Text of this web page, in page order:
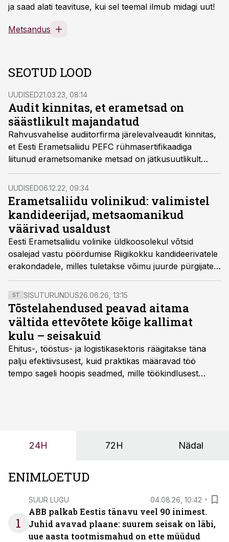
ja saad alati teavituse, kui sel teemal ilmub midagi uut!
Metsandus
SEOTUD LOOD
UUDISED21.03.23, 08:14
Audit kinnitas, et erametsad on
säästlikult majandatud
Rahvusvahelise audiitorfirma järelevalveaudit kinnitas,
et Eesti Erametsaliidu PEFC rühmasertifikaadiga
liitunud erametsomanike metsad on jätkusuutlikult
majandatud.
UUDISED06.12.22, 09:34
Erametsaliidu volinikud: valimistel
kandideerijad, metsaomanikud
väärivad usaldust
Eesti Erametsaliidu volinike üldkoosolekul võtsid
osalejad vastu pöördumise Riigikokku kandideerivatele
erakondadele, milles tuletakse võimu juurde pürgijatele
meelde, et piirangute asemel väärivad metsaomanikud
usaldust ja tunnustamist, mitte üha laiemalt
kehtestatavaid keelde ja piiranguid.
ST SISUTURUNDUS26.06.26, 13:15
Tõstelahendused peavad aitama
vältida ettevõtete kõige kallimat
kulu – seisakuid
Ehitus-, tööstus- ja logistikasektoris räägitakse täna
palju efektiivsusest, kuid praktikas määravad töö
tempo sageli hoopis seadmed, mille töökindlusest
24H 72H Nädal
ENIMLOETUD
1
SUUR LUGU 04.08.26, 10:42
ABB palkab Eestis tänavu veel 90 inimest.
Juhid avavad plaane: suurem seisak on läbi,
uue aasta tootmismahud on ette müüdud